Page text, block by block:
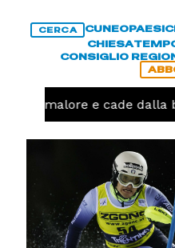
CERCA CUNEOPAESI
CHIESA
CONSIGLIO
un malore e cade dalla